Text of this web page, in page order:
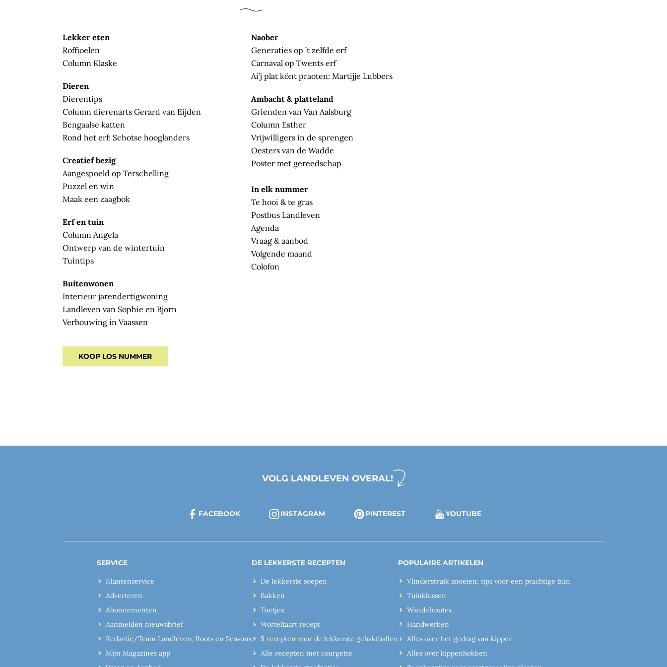
Lekker eten
Roffioelen
Column Klaske
Dieren
Dierentips
Column dierenarts Gerard van Eijden
Bengaalse katten
Rond het erf: Schotse hooglanders
Creatief bezig
Aangespoeld op Terschelling
Puzzel en win
Maak een zaagbok
Erf en tuin
Column Angela
Ontwerp van de wintertuin
Tuintips
Buitenwonen
Interieur jarendertigwoning
Landleven van Sophie en Bjorn
Verbouwing in Vaassen
Naober
Generaties op ’t zelfde erf
Carnaval op Twents erf
Ai’j plat könt praoten: Martijje Lubbers
Ambacht & platteland
Grienden van Van Aalsburg
Column Esther
Vrijwilligers in de sprengen
Oesters van de Wadde
Poster met gereedschap
In elk nummer
Te hooi & te gras
Postbus Landleven
Agenda
Vraag & aanbod
Volgende maand
Colofon
KOOP LOS NUMMER
VOLG LANDLEVEN OVERAL!
FACEBOOK INSTAGRAM PINTEREST YOUTUBE
SERVICE
Klantenservice
Adverteren
Abonnementen
Aanmelden nieuwsbrief
Redactie/Team Landleven, Roots en Seasons
Mijn Magazines app
DE LEKKERSTE RECEPTEN
De lekkerste soepen
Bakken
Toetjes
Worteltaart recept
5 recepten voor de lekkerste gehaktballen
Alle recepten met courgette
POPULAIRE ARTIKELEN
Vlinderstruik snoeien: tips voor een prachtige tuin
Tuinklussen
Wandelroutes
Handwerken
Alles over het gedrag van kippen
Alles over kippenhokken